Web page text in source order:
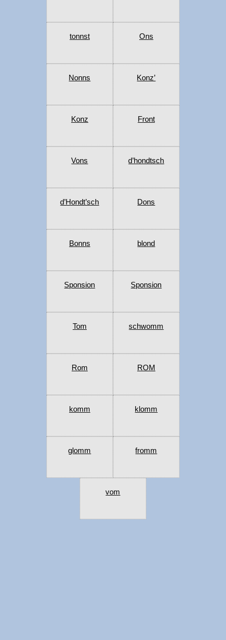
tonnst Ons
Nonns Konz’
Konz Front
Vons d’hondtsch
d’Hondt’sch Dons
Bonns blond
Sponsion Sponsion
Tom schwomm
Rom ROM
komm klomm
glomm fromm
vom